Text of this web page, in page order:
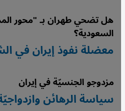
هل تضحي طهران بـ "محور
السعودية؟
معضلة نفوذ إيران في
مزدوجو الجنسيّة في إيران
سياسة الرهائن